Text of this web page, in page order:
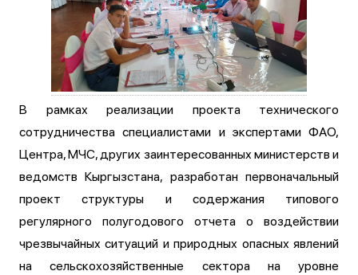
В рамках реализации проекта технического
сотрудничества специалистами и экспертами ФАО,
Центра, МЧС, других заинтересованных министерств и
ведомств Кыргызстана, разработан первоначальный
проект структуры и содержания типового
регулярного полугодового отчета о воздействии
чрезвычайных ситуаций и природных опасных явлений
на сельскохозяйственные сектора на уровне